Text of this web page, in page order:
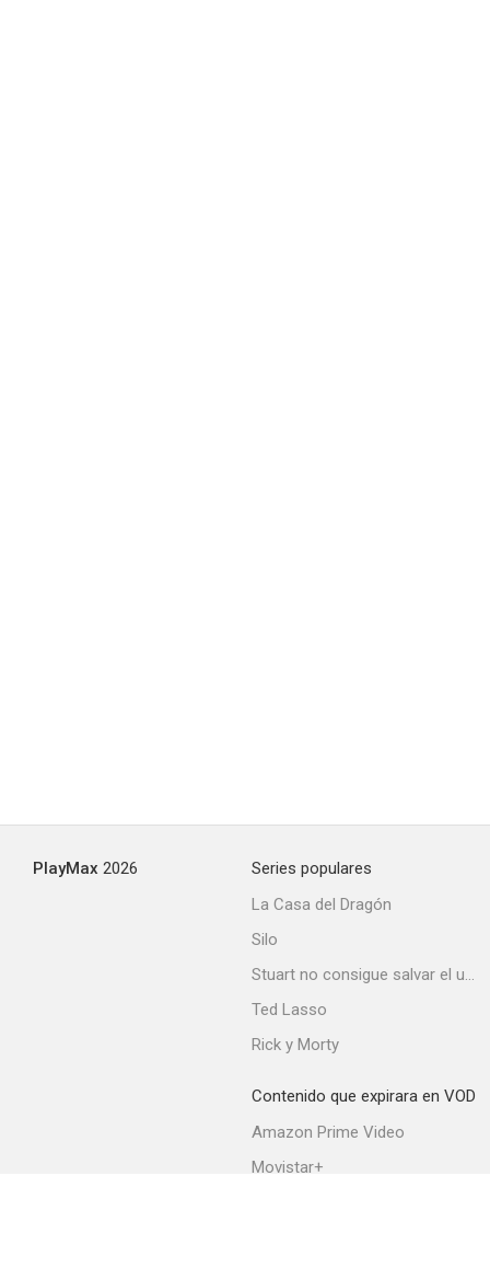
PlayMax 2026
Series populares
La Casa del Dragón
Silo
Stuart no consigue salvar el universo
Ted Lasso
Rick y Morty
Contenido que expirara en VOD
Amazon Prime Video
Movistar+